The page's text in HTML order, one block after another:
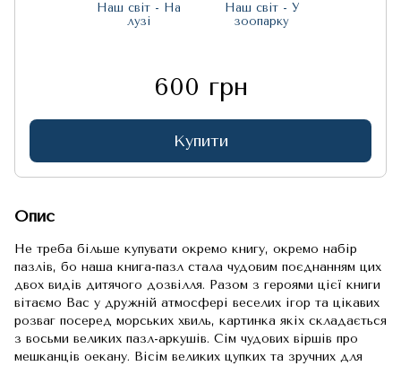
Наш світ - На
лузі
Наш світ - У
зоопарку
600 грн
Купити
Опис
Не треба більше купувати окремо книгу, окремо набір
пазлів, бо наша книга-пазл стала чудовим поєднанням цих
двох видів дитячого дозвілля. Разом з героями цієї книги
вітаємо Вас у дружній атмосфері веселих ігор та цікавих
розваг посеред морських хвиль, картинка якіх складається
з восьми великих пазл-аркушів. Сім чудових віршів про
мешканців оекану. Вісім великих цупких та зручних для